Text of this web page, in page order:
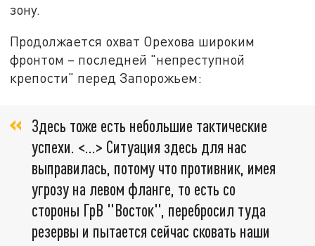
зону.
Продолжается охват Орехова широким
фронтом – последней "непреступной
крепости" перед Запорожьем:
Здесь тоже есть небольшие тактические
успехи. <…> Ситуация здесь для нас
выправилась, потому что противник, имея
угрозу на левом фланге, то есть со
стороны ГрВ "Восток", перебросил туда
резервы и пытается сейчас сковать наши